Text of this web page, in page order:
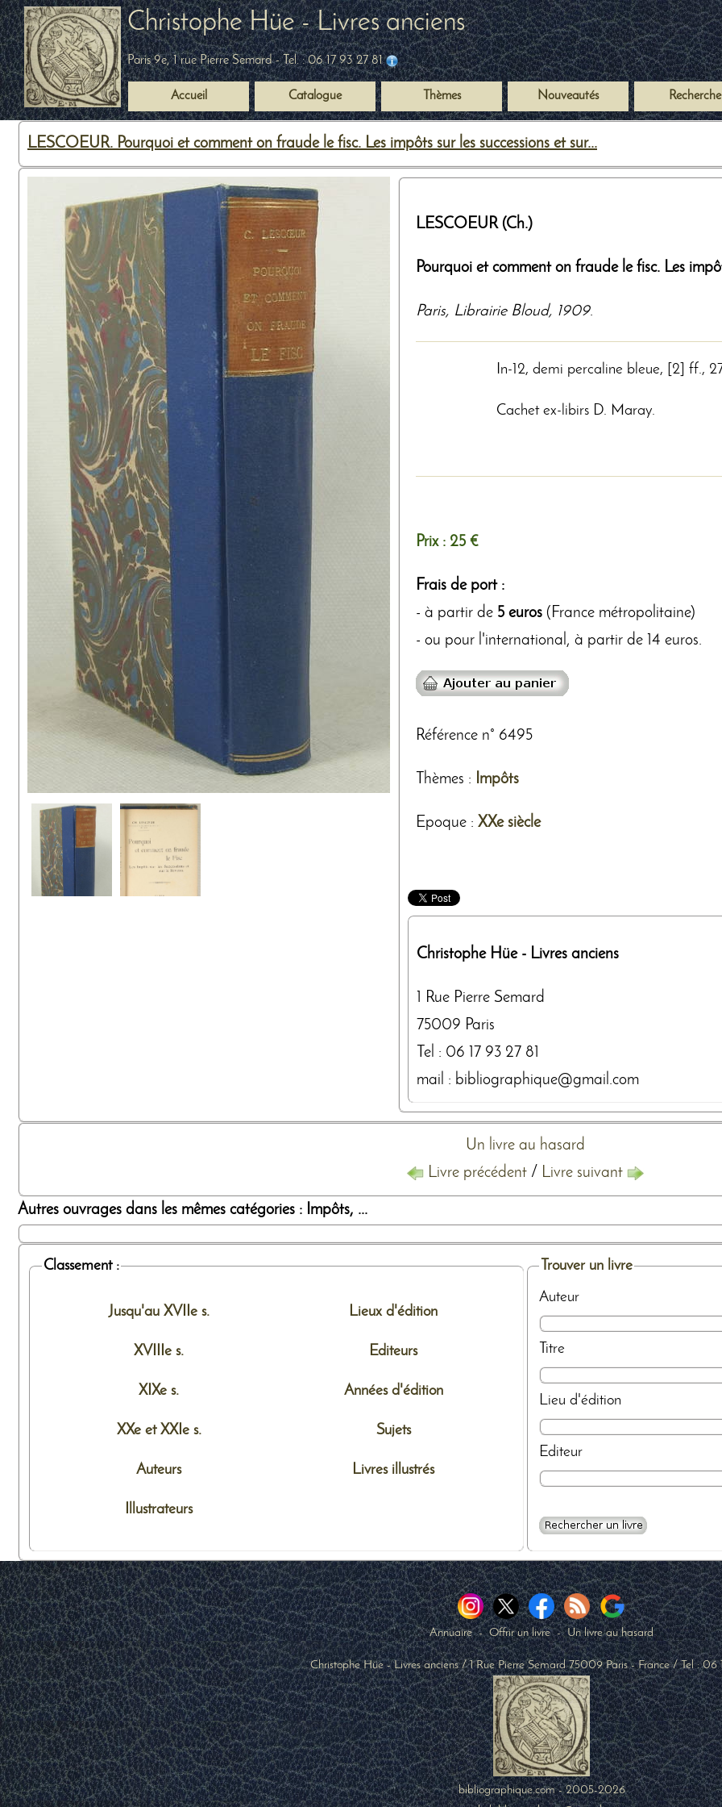
Christophe Hüe - Livres anciens
Paris 9e, 1 rue Pierre Semard- Tel. :06 17 93 27 81
Accueil Catalogue Thèmes Nouveautés Recherche
LESCOEUR. Pourquoi et comment on fraude le fisc. Les impôts sur les successions et sur...
LESCOEUR (Ch.)
Pourquoi et comment on fraude le fisc. Les
Paris, Librairie Bloud, 1909.
In-12, demi percaline bleue, [2] ff.,
Cachet ex-libirs D. Maray.
Prix : 25 €
Frais de port :
- à partir de 5 euros (France métropolitaine)
- ou pour l'international, à partir de 14 euros.
Référence n° 6495
Thèmes : Impôts
Epoque : XXe siècle
Christophe Hüe- Livres anciens
1 Rue Pierre Semard
75009 Paris
Tel : 06 17 93 27 81
mail : bibliographique@gmail.com
Un livre au hasard
Livre précédent / Livre suivant
Autres ouvrages dans les mêmes catégories : Impôts, ...
Classement :
Jusqu'au XVIIe s.
XVIIIe s.
XIXe s.
XXe et XXIe s.
Auteurs
Illustrateurs
Lieux d'édition
Editeurs
Années d'édition
Sujets
Livres illustrés
Trouver un livre
Auteur
Titre
Lieu d'édition
Editeur
Annuaire-Offrir un livre-Un livre au hasard
Christophe Hüe - Livres anciens /1 Rue Pierre Semard 75009 Paris-France / Tel :06
bibliographique.com - 2005-2026